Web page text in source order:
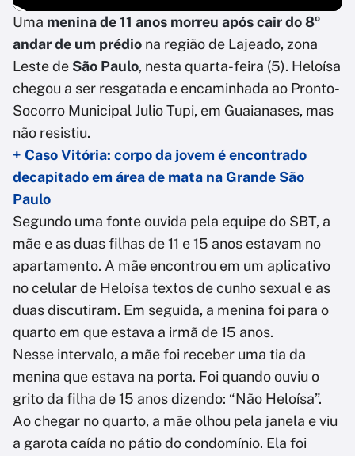
Uma menina de 11 anos morreu após cair do 8º
andar de um prédio na região de Lajeado, zona
Leste de São Paulo, nesta quarta-feira (5). Heloísa
chegou a ser resgatada e encaminhada ao Pronto-
Socorro Municipal Julio Tupi, em Guaianases, mas
não resistiu.
+ Caso Vitória: corpo da jovem é encontrado
decapitado em área de mata na Grande São
Paulo
Segundo uma fonte ouvida pela equipe do SBT, a
mãe e as duas filhas de 11 e 15 anos estavam no
apartamento. A mãe encontrou em um aplicativo
no celular de Heloísa textos de cunho sexual e as
duas discutiram. Em seguida, a menina foi para o
quarto em que estava a irmã de 15 anos.
Nesse intervalo, a mãe foi receber uma tia da
menina que estava na porta. Foi quando ouviu o
grito da filha de 15 anos dizendo: “Não Heloísa”.
Ao chegar no quarto, a mãe olhou pela janela e viu
a garota caída no pátio do condomínio. Ela foi